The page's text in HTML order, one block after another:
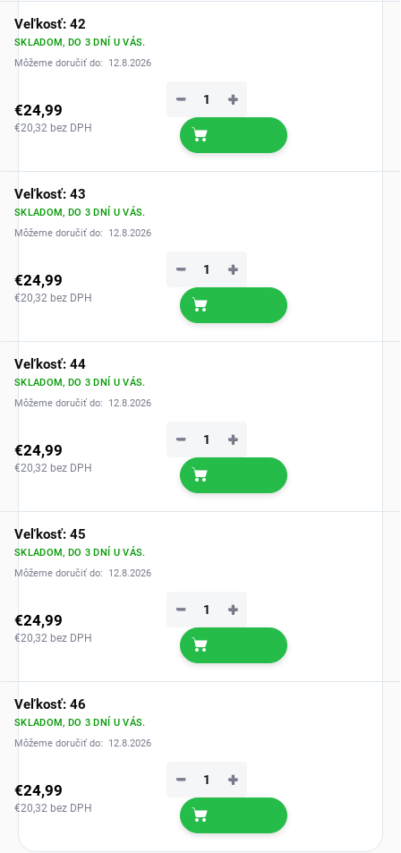
Veľkosť: 42
SKLADOM, DO 3 DNÍ U VÁS.
Môžeme doručiť do:
12.8.2026
€24,99
€20,32 bez DPH
+
−
Veľkosť: 43
SKLADOM, DO 3 DNÍ U VÁS.
Môžeme doručiť do:
12.8.2026
€24,99
€20,32 bez DPH
+
−
Veľkosť: 44
SKLADOM, DO 3 DNÍ U VÁS.
Môžeme doručiť do:
12.8.2026
€24,99
€20,32 bez DPH
+
−
Veľkosť: 45
SKLADOM, DO 3 DNÍ U VÁS.
Môžeme doručiť do:
12.8.2026
€24,99
€20,32 bez DPH
+
−
Veľkosť: 46
SKLADOM, DO 3 DNÍ U VÁS.
Môžeme doručiť do:
12.8.2026
€24,99
€20,32 bez DPH
+
−